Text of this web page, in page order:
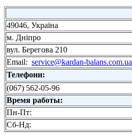
49046, Україна
м. Дніпро
вул. Берегова 210
Email: service@kardan-balans.com.ua
Телефони:
(067) 562-05-96
Время работы:
Пн-Пт:
Сб-Нд: